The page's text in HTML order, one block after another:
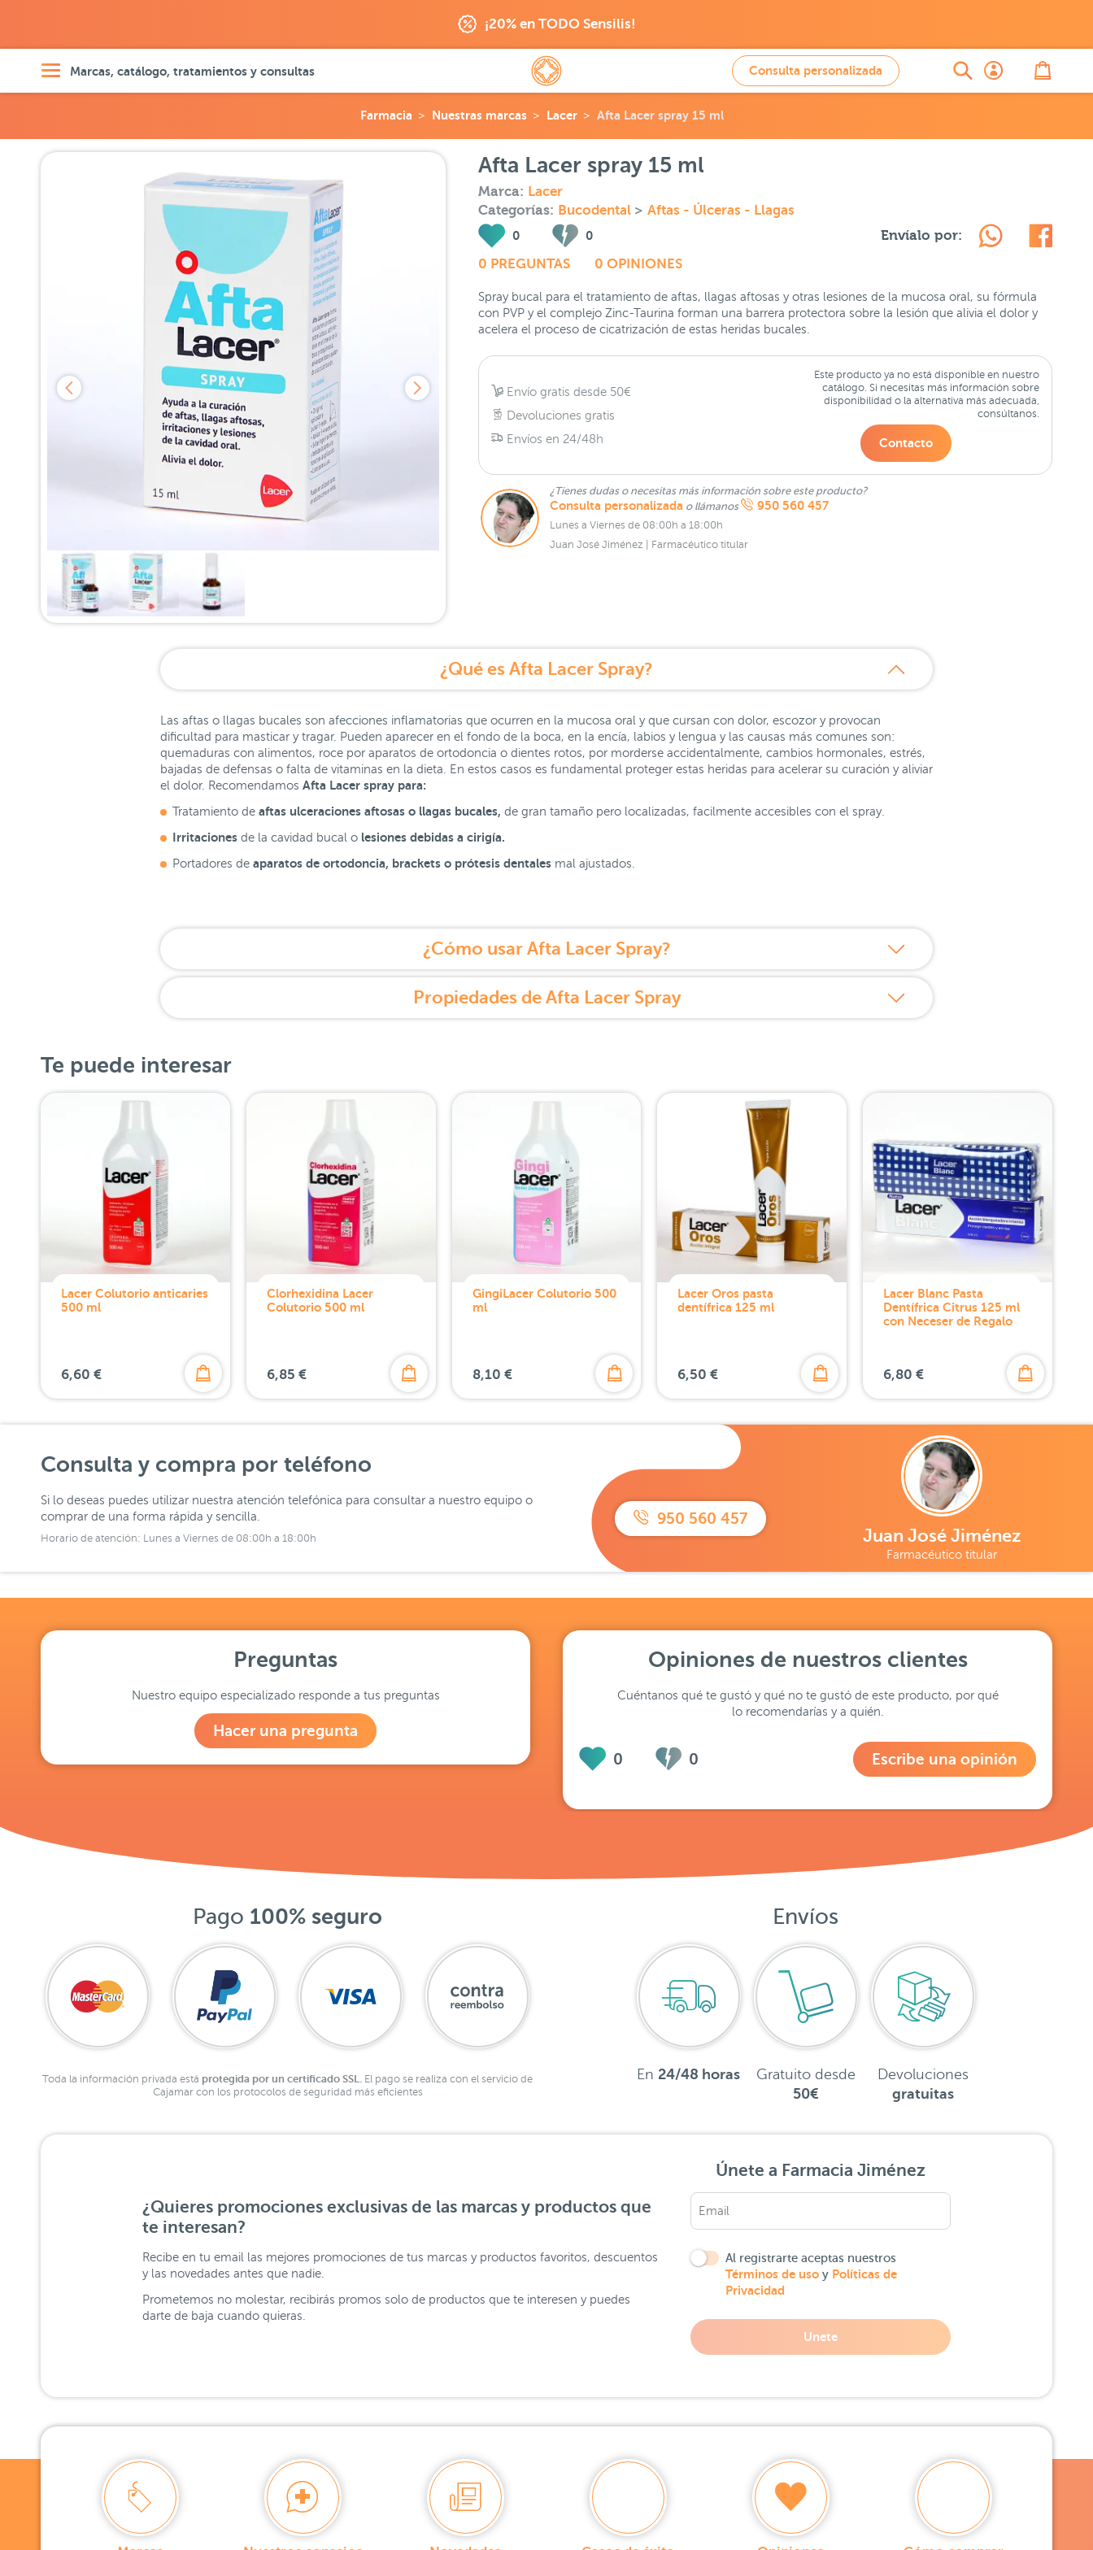
¡20% en TODO Sensilis!
Marcas, catálogo, tratamientos y consultas Consulta personalizada
Farmacia Nuestras marcas Lacer Afta Lacer spray 15 ml
Afta Lacer spray 15 ml
Marca: Lacer
Categorías: Bucodental > Aftas - Úlceras - Llagas
0 0
0 PREGUNTAS 0 OPINIONES
Envíalo por:
Spray bucal para el tratamiento de aftas, llagas aftosas y otras lesiones de la mucosa oral, su fórmula
con PVP y el complejo Zinc-Taurina forman una barrera protectora sobre la lesión que alivia el dolor y
acelera el proceso de cicatrización de estas heridas bucales.
Envío gratis desde 50€
Devoluciones gratis
Envíos en 24/48h
Este producto ya no está disponible en nuestro
catálogo. Si necesitas más información sobre
disponibilidad o la alternativa más adecuada,
consúltanos.
Contacto
¿Tienes dudas o necesitas más información sobre este producto?
Consulta personalizada o llámanos 950 560 457
Lunes a Viernes de 08:00h a 18:00h
Juan José Jiménez | Farmacéutico titular
¿Qué es Afta Lacer Spray?
Las aftas o llagas bucales son afecciones inflamatorias que ocurren en la mucosa oral y que cursan con dolor, escozor y provocan
dificultad para masticar y tragar. Pueden aparecer en el fondo de la boca, en la encía, labios y lengua y las causas más comunes son:
quemaduras con alimentos, roce por aparatos de ortodoncia o dientes rotos, por morderse accidentalmente, cambios hormonales, estrés,
bajadas de defensas o falta de vitaminas en la dieta. En estos casos es fundamental proteger estas heridas para acelerar su curación y aliviar
el dolor. Recomendamos Afta Lacer spray para:
Tratamiento de aftas ulceraciones aftosas o llagas bucales, de gran tamaño pero localizadas, facilmente accesibles con el spray.
Irritaciones de la cavidad bucal o lesiones debidas a cirigía.
Portadores de aparatos de ortodoncia, brackets o prótesis dentales mal ajustados.
¿Cómo usar Afta Lacer Spray?
Propiedades de Afta Lacer Spray
Te puede interesar
Lacer Colutorio anticaries
500 ml
6,60 €
Clorhexidina Lacer
Colutorio 500 ml
6,85 €
GingiLacer Colutorio 500
ml
8,10 €
Lacer Oros pasta
dentífrica 125 ml
6,50 €
Lacer Blanc Pasta
Dentífrica Citrus 125 ml
con Neceser de Regalo
6,80 €
Consulta y compra por teléfono
Si lo deseas puedes utilizar nuestra atención telefónica para consultar a nuestro equipo o
comprar de una forma rápida y sencilla.
Horario de atención: Lunes a Viernes de 08:00h a 18:00h
950 560 457
Juan José Jiménez
Farmacéutico titular
Preguntas
Nuestro equipo especializado responde a tus preguntas
Hacer una pregunta
Opiniones de nuestros clientes
Cuéntanos qué te gustó y qué no te gustó de este producto, por qué
lo recomendarías y a quién.
0 0 Escribe una opinión
Pago 100% seguro
Toda la información privada está protegida por un certificado SSL.
El pago se realiza con el servicio de
Cajamar con los protocolos de seguridad más eficientes
Envíos
En 24/48 horas
Gratuito desde
50€
Devoluciones
gratuitas
¿Quieres promociones exclusivas de las marcas y productos que
te interesan?
Recibe en tu email las mejores promociones de tus marcas y productos favoritos, descuentos
y las novedades antes que nadie.
Prometemos no molestar, recibirás promos solo de productos que te interesen y puedes
darte de baja cuando quieras.
Únete a Farmacia Jiménez
Al registrarte aceptas nuestros
Términos de uso y Políticas de
Privacidad
Unete